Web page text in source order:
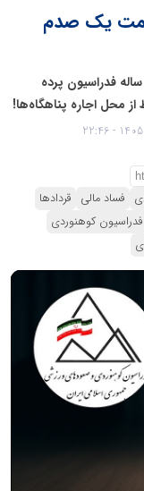
یک صدم
اسناد بدست آمده از قراردادهای عجیب رئیس ۱۲ ساله فدراسیون پرده
فساد مالی قردادها
فدراسیون کوهنوردی